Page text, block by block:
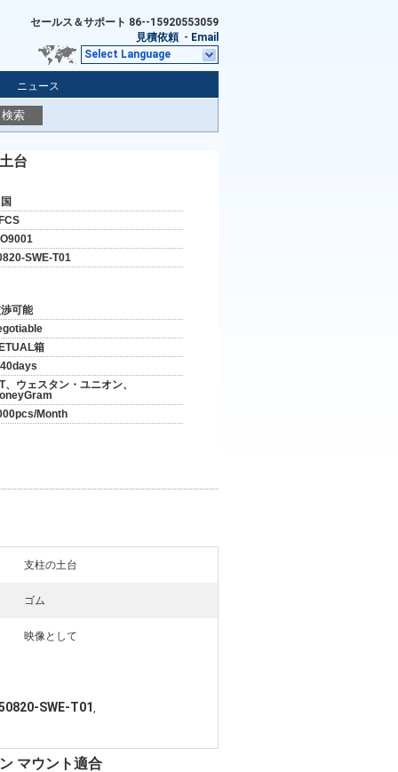
セールス＆サポート 86--15920553059
見積依頼 - Email
Select Language
ニュース
検索
台
SWE-T01
可能
箱
、ウェスタン・ユニオン、
Month
支柱の土台
ゴム
映像として
SWE-T01 ,
マウント適合